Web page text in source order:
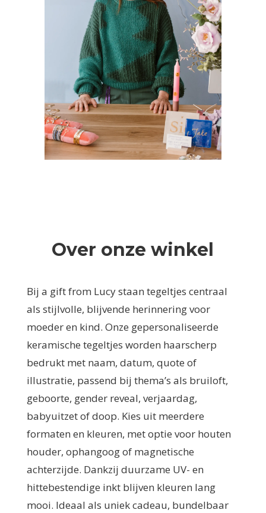
Over onze winkel
Bij a gift from Lucy staan tegeltjes centraal
als stijlvolle, blijvende herinnering voor
moeder en kind. Onze gepersonaliseerde
keramische tegeltjes worden haarscherp
bedrukt met naam, datum, quote of
illustratie, passend bij thema’s als bruiloft,
geboorte, gender reveal, verjaardag,
babyuitzet of doop. Kies uit meerdere
formaten en kleuren, met optie voor houten
houder, ophangoog of magnetische
achterzijde. Dankzij duurzame UV- en
hittebestendige inkt blijven kleuren lang
mooi. Ideaal als uniek cadeau, bundelbaar